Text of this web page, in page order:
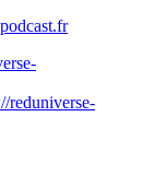
reduniverse-